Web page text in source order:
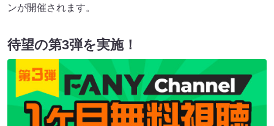
ンが開催されます。
待望の第3弾を実施！